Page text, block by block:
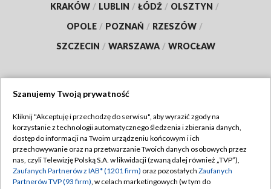
KRAKÓW / LUBLIN / ŁÓDŹ / OLSZTYN /
OPOLE / POZNAŃ / RZESZÓW /
SZCZECIN / WARSZAWA / WROCŁAW
TVP
Abonament TVP
Emisja w TVP
Regulamin TVP
Polityka prywatności
Szanujemy Twoją prywatność
Kliknij "Akceptuję i przechodzę do serwisu", aby wyrazić zgody na
korzystanie z technologii automatycznego śledzenia i zbierania danych,
dostęp do informacji na Twoim urządzeniu końcowym i ich
przechowywanie oraz na przetwarzanie Twoich danych osobowych przez
nas, czyli Telewizję Polską S.A. w likwidacji (zwaną dalej również „TVP”),
Zaufanych Partnerów z IAB* (1201 firm) oraz pozostałych Zaufanych
Partnerów TVP (93 firm), w celach marketingowych (w tym do